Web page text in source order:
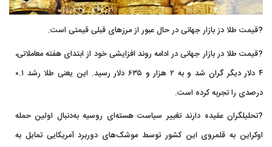
?️قیمت طلا دز بازار جهانی در حال عبور از مرزهای قبلی قیمتی است.
?️قیمت طلا در بازار جهانی در ادامه روند افزایشی خود از ابتدای هفته معاملاتی،
۴ دلار دیگر گران شد و به ۲ هزار و ۶۳۵ دلار رسید. این یعنی طلا رشد ۰.۱
درصدی را تجربه کرده است.
?️تحلیلگران عقیده دارند تغییر سیاست هسته‌ای روسیه به‌دنبال اولین حمله
اوکراین به قلمروی این کشور توسط موشک‌های دوربرد آمریکایی تمایل به